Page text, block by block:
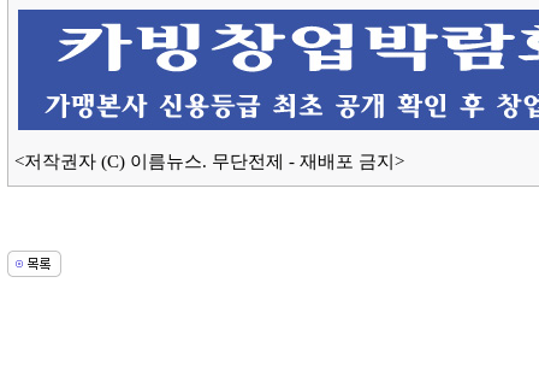
<저작권자 (C) 이름뉴스. 무단전제 - 재배포 금지>